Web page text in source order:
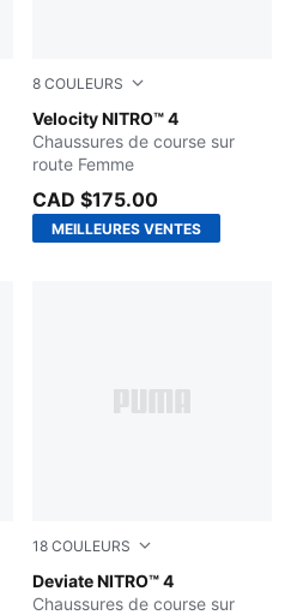
8 COULEURS
Velocity NITRO™ 4
Mint Melt-Speed Blue
Chaussures de course sur
route Femme
CAD $175.00
MEILLEURES VENTES
18 COULEURS
Deviate NITRO™ 4
Buttercream-Inky Depths
Chaussures de course sur